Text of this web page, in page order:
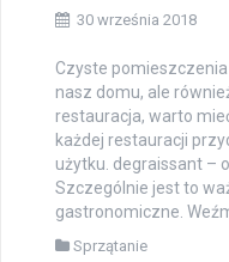
30 września 2018
Czyste
nasz domu, ale
restauracja, warto
każdej restauracji
użytku. degraissant –
Szczególnie jest to
gastronomiczne.
Sprzątanie